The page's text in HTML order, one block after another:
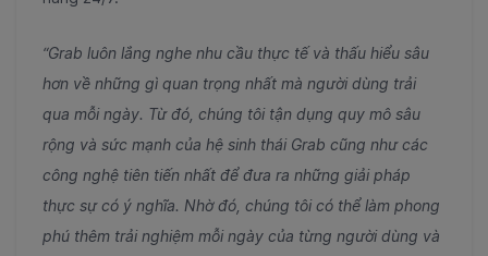
“Grab luôn lắng nghe nhu cầu thực tế và thấu hiểu sâu
hơn về những gì quan trọng nhất mà người dùng trải
qua mỗi ngày. Từ đó, chúng tôi tận dụng quy mô sâu
rộng và sức mạnh của hệ sinh thái Grab cũng như các
công nghệ tiên tiến nhất để đưa ra những giải pháp
thực sự có ý nghĩa. Nhờ đó, chúng tôi có thể làm phong
phú thêm trải nghiệm mỗi ngày của từng người dùng và